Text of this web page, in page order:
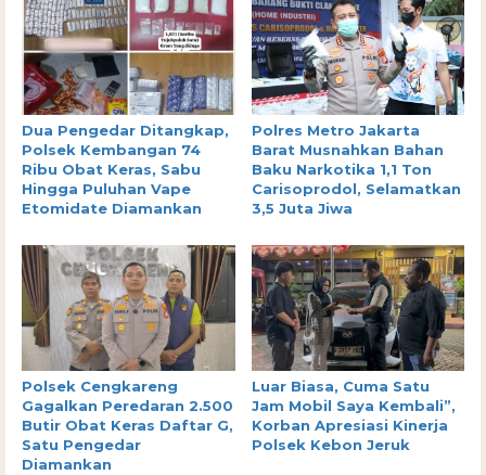
Dua Pengedar Ditangkap,
Polsek Kembangan 74
Ribu Obat Keras, Sabu
Hingga Puluhan Vape
Etomidate Diamankan
Polres Metro Jakarta
Barat Musnahkan Bahan
Baku Narkotika 1,1 Ton
Carisoprodol, Selamatkan
3,5 Juta Jiwa
Polsek Cengkareng
Gagalkan Peredaran 2.500
Butir Obat Keras Daftar G,
Satu Pengedar
Diamankan
Luar Biasa, Cuma Satu
Jam Mobil Saya Kembali”,
Korban Apresiasi Kinerja
Polsek Kebon Jeruk